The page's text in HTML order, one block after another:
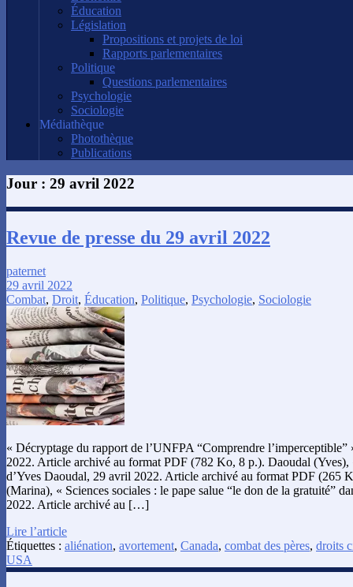
Éducation
Législation
Propositions et projets de loi
Rapports parlementaires
Politique
Questions parlementaires
Psychologie
Sociologie
Médiathèque
Photothèque
Publications
Jour : 29 avril 2022
Revue de presse du 29 avril 2022
paternet
29 avril 2022
Combat, Droit, Éducation, Politique, Psychologie, Sociologie
« Décryptage du rapport de l’UNFPA “Comprendre
2022. Article archivé au format PDF (782 Ko, 8 p.). Daoudal
d’Yves Daoudal, 29 avril 2022. Article archivé au format PDF (265
(Marina), « Sciences sociales : le pape salue “le don de la gratuité”
2022. Article archivé au […]
Lire l’article
Étiquettes : aliénation, avortement, Canada, combat des pères, droits
USA